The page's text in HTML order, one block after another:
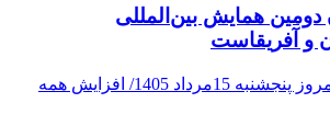
دومین همایش بین‌المللی
و آفریقاست